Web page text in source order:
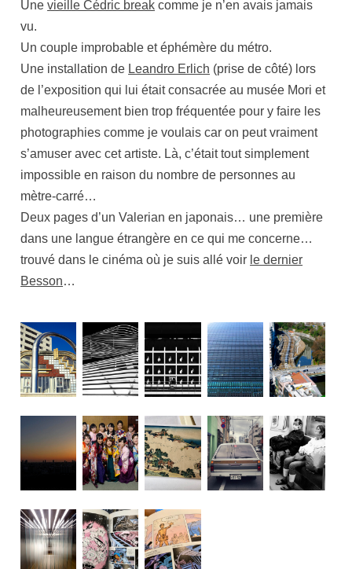
Unevieille Cédric break comme je n’en avais jamais
vu.
Un couple improbable et éphémère du métro.
Une installation de Leandro Erlich (prise de côté) lors
de l’exposition qui lui était consacrée au musée Mori et
malheureusement bien trop fréquentée pour y faire les
photographies comme je voulais car on peut vraiment
s’amuser avec cet artiste. Là, c’était tout simplement
impossible en raison du nombre de personnes au
mètre-carré…
Deux pages d’un Valerian en japonais… une première
dans une langue étrangère en ce qui me concerne…
trouvé dans le cinéma où je suis allé voir le dernier
Besson…